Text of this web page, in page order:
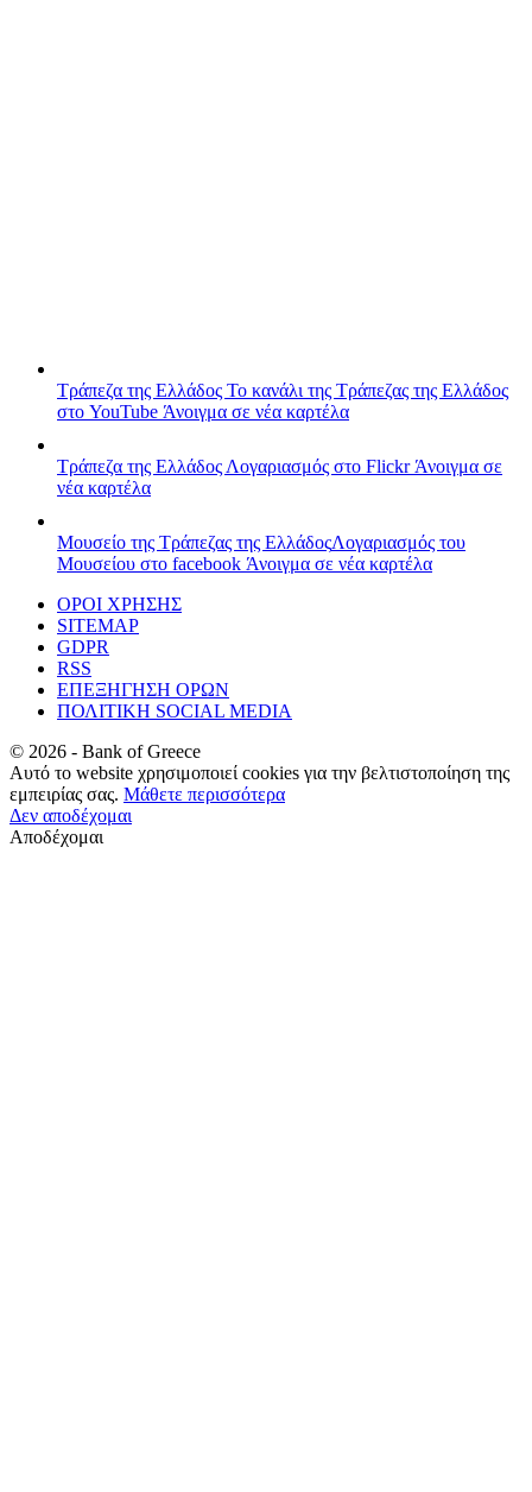
Τράπεζα της Ελλάδος Το κανάλι της Τράπεζας της Ελλάδος
στο YouTube Άνοιγμα σε νέα καρτέλα
Τράπεζα της Ελλάδος Λογαριασμός στο FlickrΆνοιγμα σε
νέα καρτέλα
Μουσείο της Τράπεζας της ΕλλάδοςΛογαριασμός του
Μουσείου στο facebook Άνοιγμα σε νέα καρτέλα
ΟΡΟΙ ΧΡΗΣΗΣ
SITEMAP
GDPR
RSS
ΕΠΕΞΗΓΗΣΗ ΟΡΩΝ
ΠΟΛΙΤΙΚΗ SOCIAL MEDIA
© 2026 - Bank of Greece
Αυτό το website χρησιμοποιεί cookies για την βελτιστοποίηση της
εμπειρίας σας. Μάθετε περισσότερα
Δεν αποδέχομαι
Αποδέχομαι